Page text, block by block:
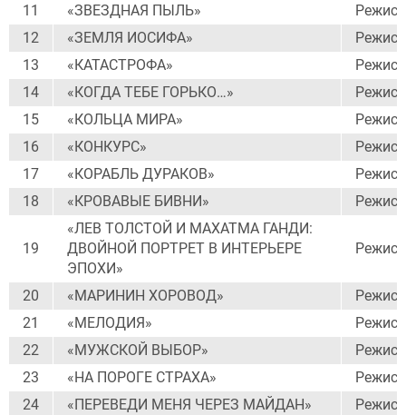
11
«ЗВЕЗДНАЯ ПЫЛЬ»
12
«ЗЕМЛЯ ИОСИФА»
13
«КАТАСТРОФА»
14
«КОГДА ТЕБЕ ГОРЬКО…»
15
«КОЛЬЦА МИРА»
16
«КОНКУРС»
17
«КОРАБЛЬ ДУРАКОВ»
18
«КРОВАВЫЕ БИВНИ»
19
«ЛЕВ ТОЛСТОЙ И МАХАТМА ГАНДИ:
ДВОЙНОЙ ПОРТРЕТ В ИНТЕРЬЕРЕ
ЭПОХИ»
20 «МАРИНИН ХОРОВОД»
21
«МЕЛОДИЯ»
22
«МУЖСКОЙ ВЫБОР»
23
«НА ПОРОГЕ СТРАХА»
24
«ПЕРЕВЕДИ МЕНЯ ЧЕРЕЗ МАЙДАН»